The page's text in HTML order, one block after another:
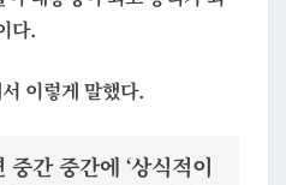
다.
이렇게 말했다.
간 중간에 ‘상식적이